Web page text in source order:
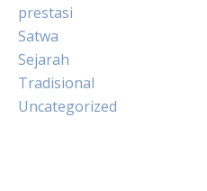
prestasi
Satwa
Sejarah
Tradisional
Uncategorized